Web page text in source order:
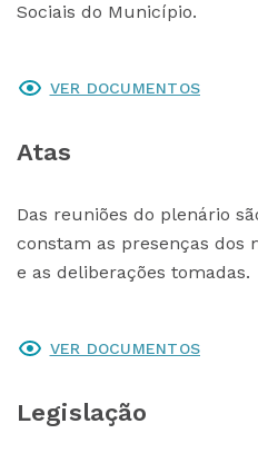
Sociais do Município.
VER DOCUMENTOS
Atas
Das reuniões do plenário
constam as presenças dos
e as deliberações tomadas.
VER DOCUMENTOS
Legislação